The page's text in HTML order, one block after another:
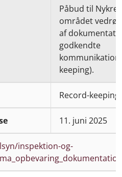
Påbud til
området
af
godkendte
keeping).
Record-keeping
11. juni 2025
inspektion-og-